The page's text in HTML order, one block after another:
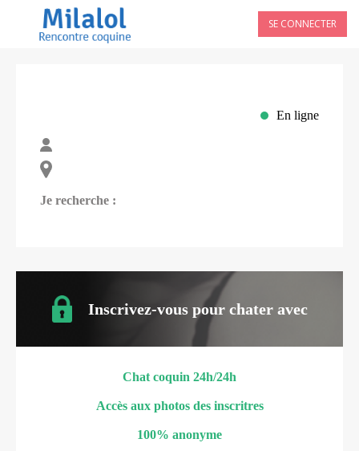
SE CONNECTER
En ligne
Je recherche :
Inscrivez-vous pour chater avec
Chat coquin 24h/24h
Accès aux photos des inscritres
100% anonyme